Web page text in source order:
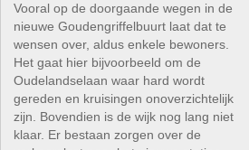
Vooral op de doorgaande wegen in de
nieuwe Goudengriffelbuurt laat dat te
wensen over, aldus enkele bewoners.
Het gaat hier bijvoorbeeld om de
Oudelandselaan waar hard wordt
gereden en kruisingen onoverzichtelijk
zijn. Bovendien is de wijk nog lang niet
klaar. Er bestaan zorgen over de